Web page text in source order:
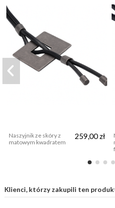
Naszyjnik ze skóry z
matowym kwadratem
259,00 zł
Klienci, którzy zakupili ten